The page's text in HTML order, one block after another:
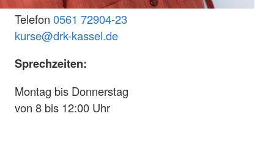
Telefon 0561 72904-23
kurse@drk-kassel.de
Sprechzeiten:
Montag bis Donnerstag
von 8 bis 12:00 Uhr